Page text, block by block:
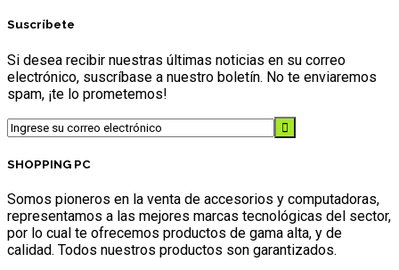
Suscríbete
Si desea recibir nuestras últimas noticias en su correo
electrónico, suscríbase a nuestro boletín. No te enviaremos
spam, ¡te lo prometemos!
SHOPPING PC
Somos pioneros en la venta de accesorios y computadoras,
representamos a las mejores marcas tecnológicas del sector,
por lo cual te ofrecemos productos de gama alta, y de
calidad. Todos nuestros productos son garantizados.